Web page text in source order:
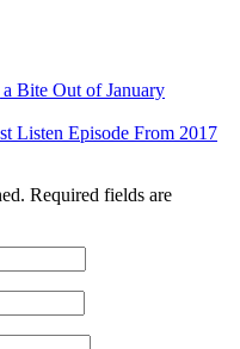
Bite Out of January
Listen Episode From 2017
Required fields are